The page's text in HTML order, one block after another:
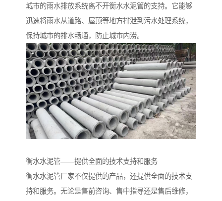
城市的雨水排放系统离不开衡水水泥管的支持。它能够
迅速将雨水从道路、屋顶等地方排泄到污水处理系统，
保持城市的排水畅通，防止城市内涝。
衡水水泥管——提供全面的技术支持和服务
衡水水泥管厂家不仅提供的产品，还提供全面的技术支
持和服务。无论是售前咨询、售中指导还是售后维修，